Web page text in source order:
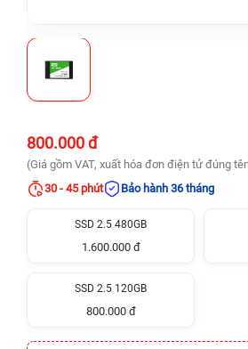
800.000 đ
(Giá gồm VAT, xuất hóa đơn điện tử đúng
30 - 45 phút
Bảo hành 36 tháng
SSD 2.5 480GB
1.600.000 đ
SSD 2.5 120GB
800.000 đ